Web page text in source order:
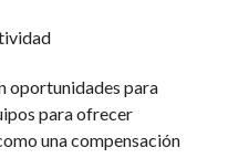
oportunidades para
para ofrecer
una compensación